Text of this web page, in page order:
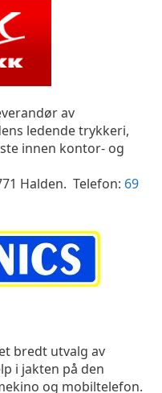
av
ledende trykkeri,
innen kontor- og
Halden. Telefon: 69
bredt utvalg av
i jakten på den
og mobiltelefon.